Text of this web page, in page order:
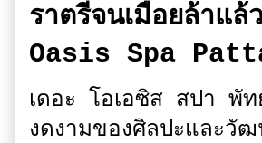
ราตรีจนเมื่อยล้าแ
Oasis Spa
เดอะ โอเอซิส สปา พั
งดงามของศิลปะและวั